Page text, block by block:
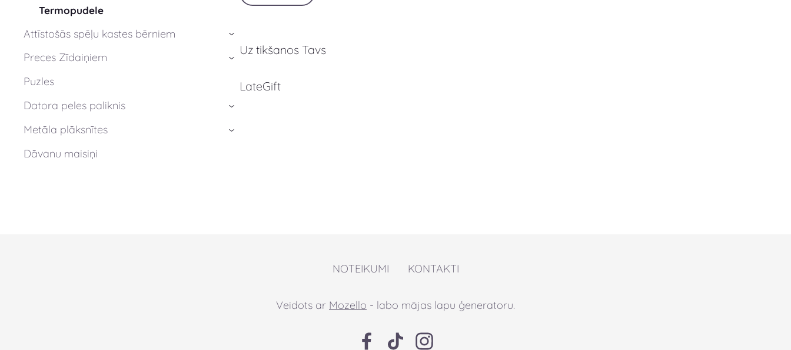
Termopudele
Attīstošās spēļu kastes bērniem ›
Preces Zīdaiņiem ›
Puzles
Datora peles paliknis
›
Metāla plāksnītes ›
Dāvanu maisiņi
Uz tikšanos Tavs
LateGift
NOTEIKUMI KONTAKTI
Veidots ar Mozello - labo mājas lapu ģeneratoru.